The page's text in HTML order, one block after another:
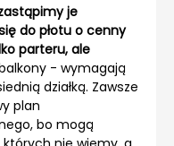
je
do płotu o cenny
parteru, ale
- wymagają
działką. Zawsze
plan
bo mogą